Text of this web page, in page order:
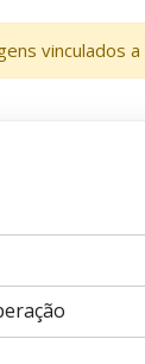
vinculados